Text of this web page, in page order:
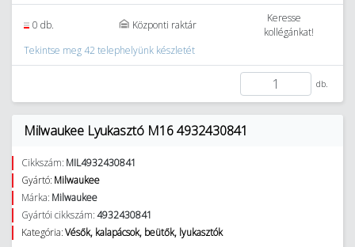
0 db. Központi raktár
Keresse
kollégánkat!
Tekintse meg 42 telephelyünk készletét
db.
Milwaukee Lyukasztó M16 4932430841
Cikkszám: MIL4932430841
Gyártó: Milwaukee
Márka: Milwaukee
Gyártói cikkszám:4932430841
Kategória:Vésők, kalapácsok, beütők, lyukasztók